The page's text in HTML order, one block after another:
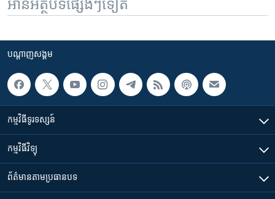
អានអត្ថបទផ្សេងៗទៀត
បណ្តាញ​សង្គម
កម្មវិធី​ទូរទស្សន៍
កម្មវិធី​វិទ្យុ
ព័ត៌មាន​តាមប្រធានបទ​